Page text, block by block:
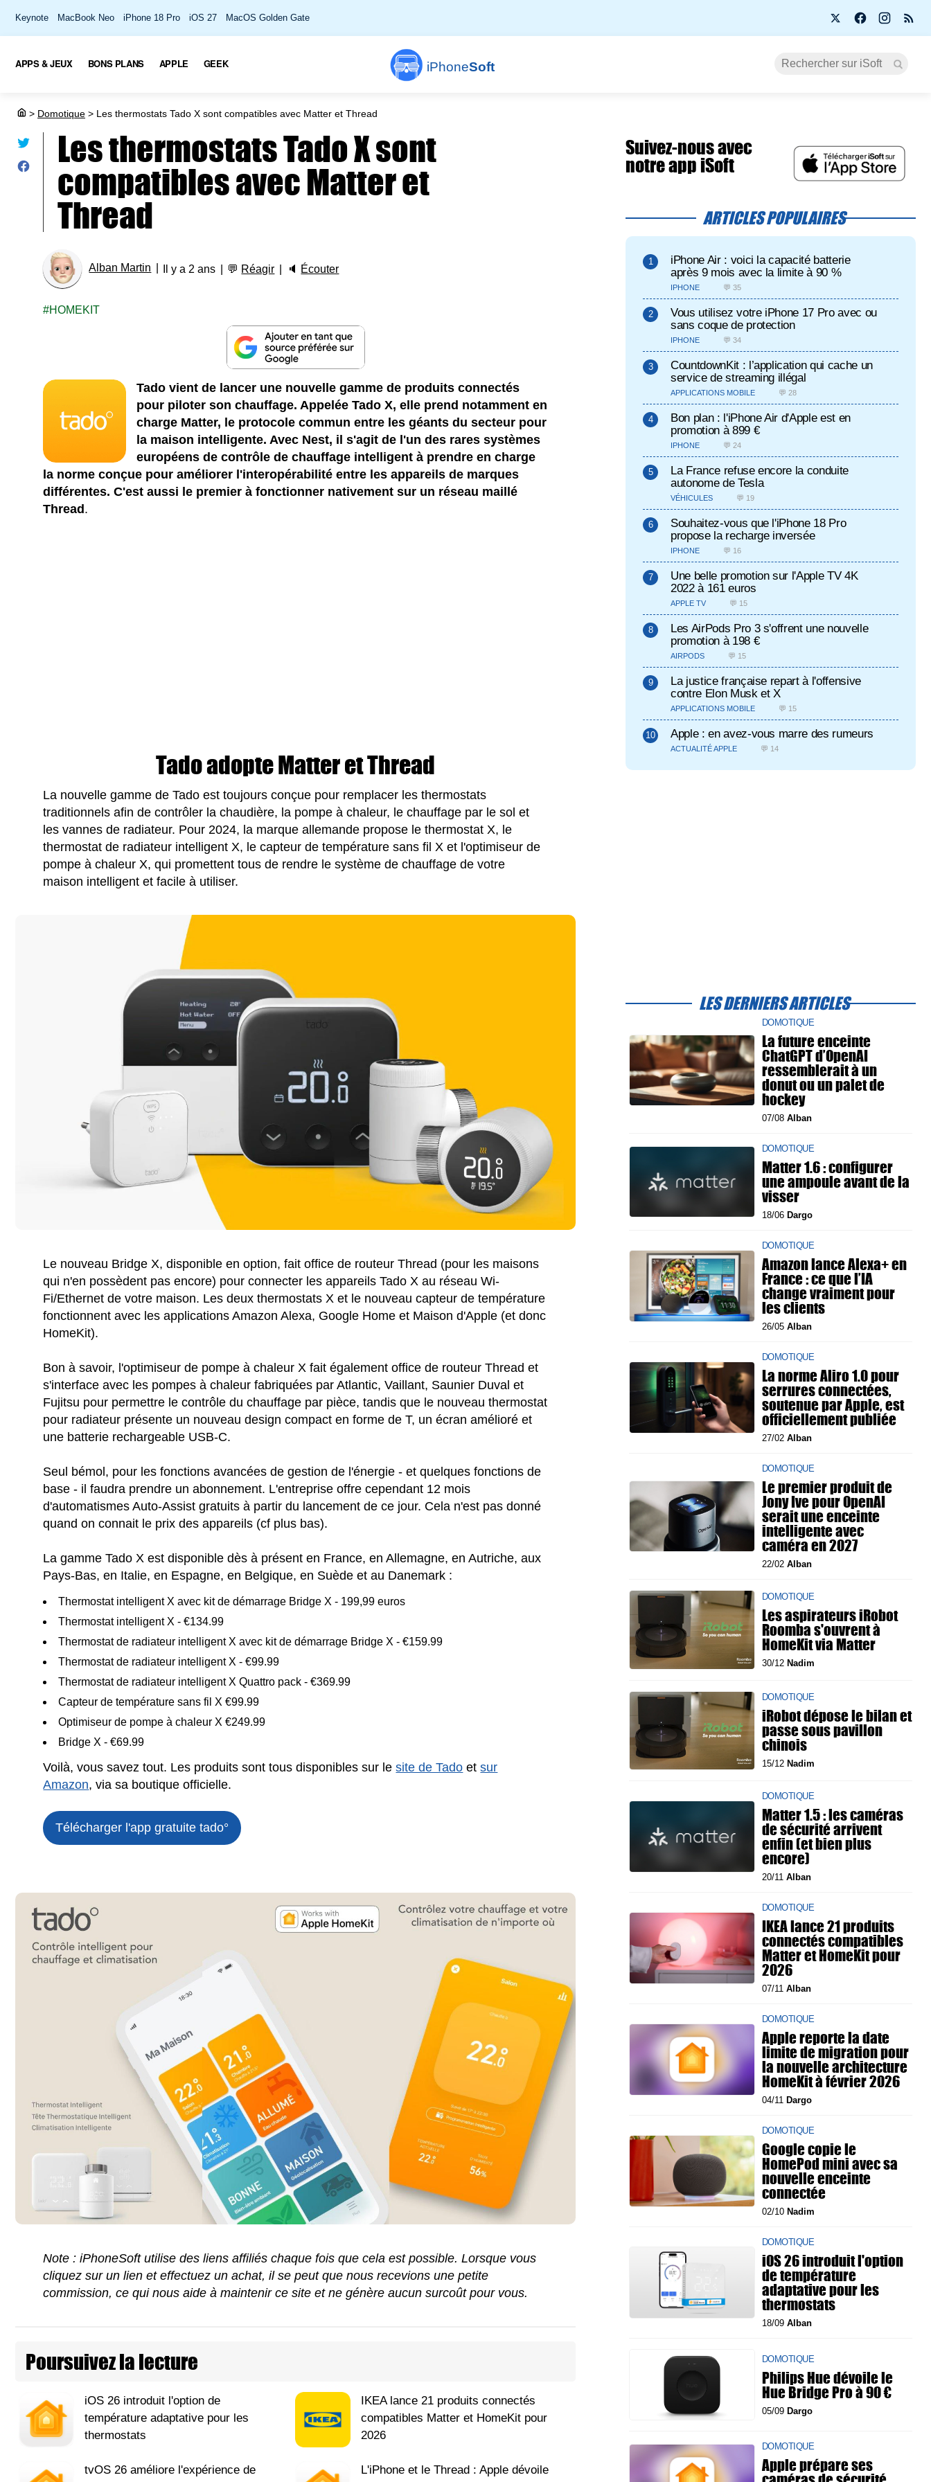
Keynote MacBook Neo iPhone 18 Pro iOS 27 MacOS Golden Gate
iPhoneSoft
APPS & JEUX BONS PLANS APPLE GEEK
> Domotique > Les thermostats Tado X sont compatibles avec Matter et Thread
Les thermostats Tado X sont
compatibles avec Matter et
Thread
Alban Martin Il y a 2 ans 💬 Réagir 🔈 Écouter
HOMEKIT
Tado vient de lancer une nouvelle gamme de produits connectés
pour piloter son chauffage. Appelée Tado X, elle prend notamment en
charge Matter, le protocole commun entre les géants du secteur pour
la maison intelligente. Avec Nest, il s'agit de l'un des rares systèmes
européens de contrôle de chauffage intelligent à prendre en charge
la norme conçue pour améliorer l'interopérabilité entre les appareils de marques
différentes. C'est aussi le premier à fonctionner nativement sur un réseau maillé
Thread.
Tado adopte Matter et Thread
La nouvelle gamme de Tado est toujours conçue pour remplacer les thermostats
traditionnels afin de contrôler la chaudière, la pompe à chaleur, le chauffage par le sol et
les vannes de radiateur. Pour 2024, la marque allemande propose le thermostat X, le
thermostat de radiateur intelligent X, le capteur de température sans fil X et l'optimiseur de
pompe à chaleur X, qui promettent tous de rendre le système de chauffage de votre
maison intelligent et facile à utiliser.
Le nouveau Bridge X, disponible en option, fait office de routeur Thread (pour les maisons
qui n'en possèdent pas encore) pour connecter les appareils Tado X au réseau Wi-
Fi/Ethernet de votre maison. Les deux thermostats X et le nouveau capteur de température
fonctionnent avec les applications Amazon Alexa, Google Home et Maison d'Apple (et donc
HomeKit).
Bon à savoir, l'optimiseur de pompe à chaleur X fait également office de routeur Thread et
s'interface avec les pompes à chaleur fabriquées par Atlantic, Vaillant, Saunier Duval et
Fujitsu pour permettre le contrôle du chauffage par pièce, tandis que le nouveau thermostat
pour radiateur présente un nouveau design compact en forme de T, un écran amélioré et
une batterie rechargeable USB-C.
Seul bémol, pour les fonctions avancées de gestion de l'énergie - et quelques fonctions de
base - il faudra prendre un abonnement. L'entreprise offre cependant 12 mois
d'automatismes Auto-Assist gratuits à partir du lancement de ce jour. Cela n'est pas donné
quand on connait le prix des appareils (cf plus bas).
La gamme Tado X est disponible dès à présent en France, en Allemagne, en Autriche, aux
Pays-Bas, en Italie, en Espagne, en Belgique, en Suède et au Danemark :
Thermostat intelligent X avec kit de démarrage Bridge X - 199,99 euros
Thermostat intelligent X - €134.99
Thermostat de radiateur intelligent X avec kit de démarrage Bridge X - €159.99
Thermostat de radiateur intelligent X - €99.99
Thermostat de radiateur intelligent X Quattro pack - €369.99
Capteur de température sans fil X €99.99
Optimiseur de pompe à chaleur X €249.99
Bridge X - €69.99
Voilà, vous savez tout. Les produits sont tous disponibles sur lesite de Tado etsur
Amazon, via sa boutique officielle.
Télécharger l'app gratuitetado°
Note : iPhoneSoft utilise des liens affiliés chaque fois que cela est possible. Lorsque vous
cliquez sur un lien et effectuez un achat, il se peut que nous recevions une petite
commission, ce qui nous aide à maintenir ce site et ne génère aucun surcoût pour vous.
Poursuivez la lecture
iOS 26 introduit l'option de
température adaptative pour les
thermostats
IKEA lance 21 produits connectés
compatibles Matter et HomeKit pour
2026
tvOS 26 améliore l'expérience de
L'iPhone et le Thread : Apple dévoile
Suivez-nous avec
notre app iSoft
ARTICLES POPULAIRES
iPhone Air : voici la capacité batterie
après 9 mois avec la limite à 90 %
IPHONE 💬 35
Vous utilisez votre iPhone 17 Pro avec ou
sans coque de protection
IPHONE 💬 34
CountdownKit : l’application qui cache un
service de streaming illégal
APPLICATIONS MOBILE 💬 28
Bon plan : l'iPhone Air d'Apple est en
promotion à 899 €
IPHONE 💬 24
La France refuse encore la conduite
autonome de Tesla
VÉHICULES 💬 19
Souhaitez-vous que l'iPhone 18 Pro
propose la recharge inversée
IPHONE 💬 16
Une belle promotion sur l'Apple TV 4K
2022 à 161 euros
APPLE TV 💬 15
Les AirPods Pro 3 s'offrent une nouvelle
promotion à 198 €
AIRPODS 💬 15
La justice française repart à l'offensive
contre Elon Musk et X
APPLICATIONS MOBILE 💬 15
Apple : en avez-vous marre des rumeurs
ACTUALITÉ APPLE 💬 14
LES DERNIERS ARTICLES
DOMOTIQUE
La future enceinte
ChatGPT d’OpenAI
ressemblerait à un
donut ou un palet de
hockey
07/08 Alban
DOMOTIQUE
Matter 1.6 : configurer
une ampoule avant de la
visser
18/06 Dargo
DOMOTIQUE
Amazon lance Alexa+ en
France : ce que l’IA
change vraiment pour
les clients
26/05 Alban
DOMOTIQUE
La norme Aliro 1.0 pour
serrures connectées,
soutenue par Apple, est
officiellement publiée
27/02 Alban
DOMOTIQUE
Le premier produit de
Jony Ive pour OpenAI
serait une enceinte
intelligente avec
caméra en 2027
22/02 Alban
DOMOTIQUE
Les aspirateurs iRobot
Roomba s'ouvrent à
HomeKit via Matter
30/12 Nadim
DOMOTIQUE
iRobot dépose le bilan et
passe sous pavillon
chinois
15/12 Nadim
DOMOTIQUE
Matter 1.5 : les caméras
de sécurité arrivent
enfin (et bien plus
encore)
20/11 Alban
DOMOTIQUE
IKEA lance 21 produits
connectés compatibles
Matter et HomeKit pour
2026
07/11 Alban
DOMOTIQUE
Apple reporte la date
limite de migration pour
la nouvelle architecture
HomeKit à février 2026
04/11 Dargo
DOMOTIQUE
Google copie le
HomePod mini avec sa
nouvelle enceinte
connectée
02/10 Nadim
DOMOTIQUE
iOS 26 introduit l'option
de température
adaptative pour les
thermostats
18/09 Alban
DOMOTIQUE
Philips Hue dévoile le
Hue Bridge Pro à 90 €
05/09 Dargo
DOMOTIQUE
Apple prépare ses